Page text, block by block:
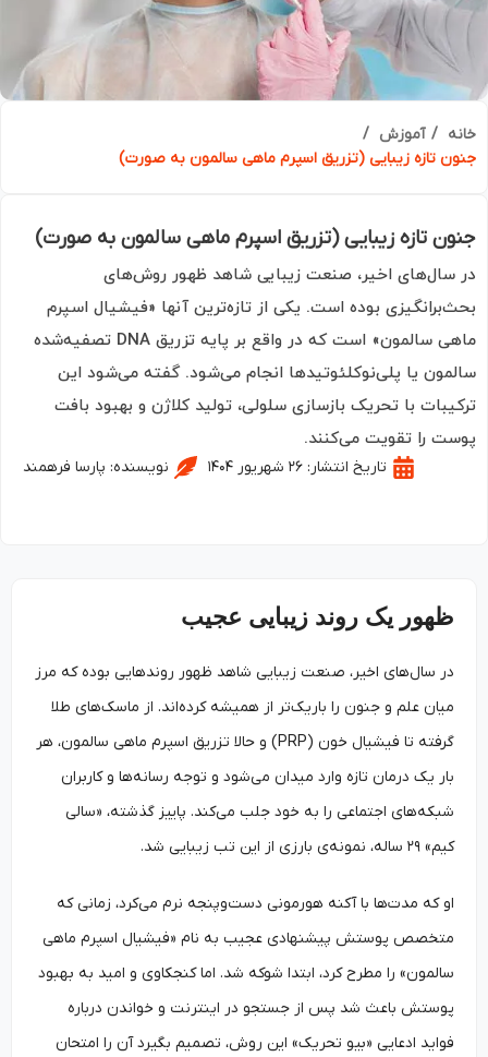
آموزش
تازه زیبایی (تزریق اسپرم ماهی سالمون به صورت)
تازه زیبایی (تزریق اسپرم ماهی سالمون به صورت)
اخیر، صنعت زیبایی شاهد ظهور روش‌های
بوده است. یکی از تازه‌ترین آنها «فیشیال اسپرم
ماهی سالمون» است که در واقع بر پایه تزریق DNA تصفیه‌شده
یا پلی‌نوکلئوتیدها انجام می‌شود. گفته می‌شود این
با تحریک بازسازی سلولی، تولید کلاژن و بهبود بافت
را تقویت می‌کنند.
تاریخ انتشار: ۲۶ شهریور ۱۴۰۴ نویسنده:پارسا فرهمند
ظهور یک روند زیبایی عجیب
در سال‌های اخیر، صنعت زیبایی شاهد ظهور روندهایی بوده که مرز
میان علم و جنون را باریک‌تر از همیشه کرده‌اند. از ماسک‌های طلا
گرفته تا فیشیال خون (PRP) و حالا تزریق اسپرم ماهی سالمون، هر
بار یک درمان تازه وارد میدان می‌شود و توجه رسانه‌ها و کاربران
شبکه‌های اجتماعی را به خود جلب می‌کند. پاییز گذشته، «سالی
کیم» ۲۹ ساله، نمونه‌ی بارزی از این تب زیبایی شد.
او که مدت‌ها با آکنه هورمونی دست‌وپنجه نرم می‌کرد، زمانی که
متخصص پوستش پیشنهادی عجیب به نام «فیشیال اسپرم ماهی
سالمون» را مطرح کرد، ابتدا شوکه شد. اما کنجکاوی و امید به بهبود
پوستش باعث شد پس از جستجو در اینترنت و خواندن درباره
فواید ادعایی «بیو تحریک» این روش، تصمیم بگیرد آن را امتحان